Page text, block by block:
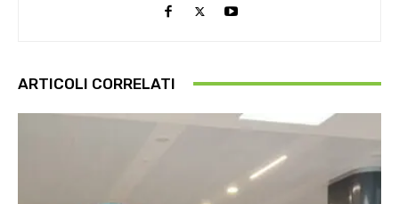
ARTICOLI CORRELATI